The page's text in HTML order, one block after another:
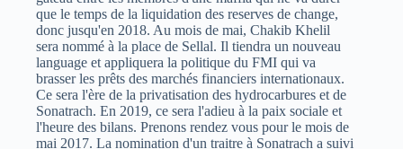
que le temps de la liquidation des reserves de change,
donc jusqu'en 2018. Au mois de mai, Chakib Khelil
sera nommé à la place de Sellal. Il tiendra un nouveau
language et appliquera la politique du FMI qui va
brasser les prêts des marchés financiers internationaux.
Ce sera l'ère de la privatisation des hydrocarbures et de
Sonatrach. En 2019, ce sera l'adieu à la paix sociale et
l'heure des bilans. Prenons rendez vous pour le mois de
mai 2017. La nomination d'un traitre à Sonatrach a suivi